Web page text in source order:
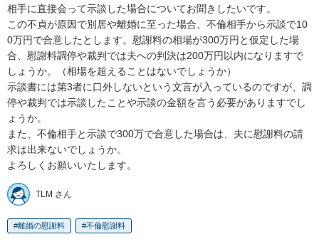
相手に直接会って示談した場合についてお聞きしたいです。
この不貞が原因で別居や離婚に至った場合、不倫相手から示談で10
0万円で合意したとします。慰謝料の相場が300万円と仮定した場
合、慰謝料調停や裁判では夫への判決は200万円以内になりますで
しょうか。（相場を超えることはないでしょうか）
示談書には第3者に口外しないという文言が入っているのですが、調
停や裁判では示談したことや示談の金額を言う必要がありますでし
ょうか。
また、不倫相手と示談で300万で合意した場合は、夫に慰謝料の請
求は出来ないでしょうか。
よろしくお願いいたします。
TLM さん
離婚の慰謝料 不倫慰謝料